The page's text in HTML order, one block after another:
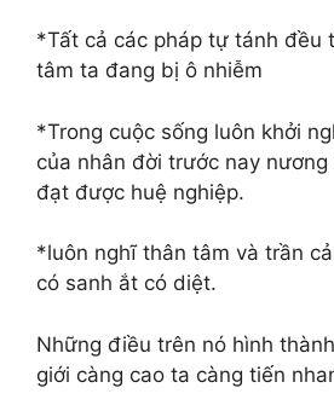
*Tất cả các pháp tự tánh đều
tâm ta đang bị ô nhiễm
*Trong cuộc sống luôn khởi
của nhân đời trước nay
đạt được huệ nghiệp.
*luôn nghĩ thân tâm và trần
có sanh ắt có diệt.
Những điều trên nó hình
giới càng cao ta càng tiến